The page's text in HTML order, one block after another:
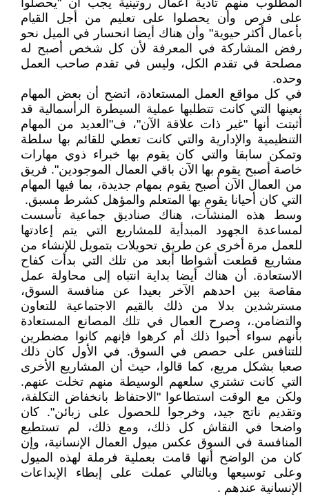
المطلوب منهم تأدية اعمال روتينية يجب أن "يحصلوا
على فرص وأن يحصلوا على تعليم من أجل القيام
بأعمال أكثر حيوية" وأن هناك أيضا انحسار في الميل نحو
رفض المشاركة في المعرفة لأن كل شخص أصبح له
مصلحة في تقدم الكل، وليس في تقدم صاحب العمل
وحده.
في كل مواقع العمل المستعادة، اتضح أن بعض المهام
بعينها التي كانت تتطلبها عملية السيطرة الرأسمالية قد
أثبتت أنها "غير ذات علاقة الآن"، ف"العديد من المهام
التنظيمية والإدارية والتي كانت تعطي للقائم بها سلطة
وتمكن سابقا والتي كان يقوم بها خبراء ذوي مهارات
خاصة أصبح يقوم بها الآن باقي العمال الموجودين". فريق
من العمال الآن أصبح يقوم بمهام جديدة، بما فيها المهام
التي كان أحيانا يقوم بها المتعلم والمؤهل كشرط مسبق.
وسط هذه المنشآت، هناك صناديق جماعية تأسست
لمساعدة الجهود المبدأية للمشاريع التي يتم إعادتها
للعمل مرة أخرى عن طريق تحويلات بتمويل للإنشاء من
مشاريع قطعت أشواطا أبعد من تلك التي بدأت كفاح
الاستعادة. أن هناك أيضا بداية انتباه إلى محاولة عمل
مقاصة بين احدهم الآخر بعيدا عن منافسة السوق،
مسترشدين بدلا من ذلك بالقيم الاجتماعية للتعاون
والتضامن.، وصرح العمال في تلك المصانع المستعادة
بأنهم سواء أحبوا ذلك أم كرهوا فإنهم كانوا مضطرين
للتنافس على حصص في السوق. في الأول كان ذلك
صعبا بشكل مريع، كما قالوا، حيث أن المشاريع الأخرى
التي كانت تشتري سلعهم الوسيطة منهم تخلت عنهم.
ولكن مع الوقت استطاعوا "الاحتفاظ بانخفاض التكلفة،
وتقديم ناتج جيد، وخرجوا للحصول على زبائن". كان
واضحا في النقاش كل ذلك، ومع ذلك، لم تستطيع
المنافسة في السوق عكس ميول العمال الإنسانية، وإن
كان من الواضح أنها قامت بعملية فرملة لهذه الميول
وعلى توسيعها وبالتالي عملت على إبطاء الإبداعات
الإنسانية عندهم .